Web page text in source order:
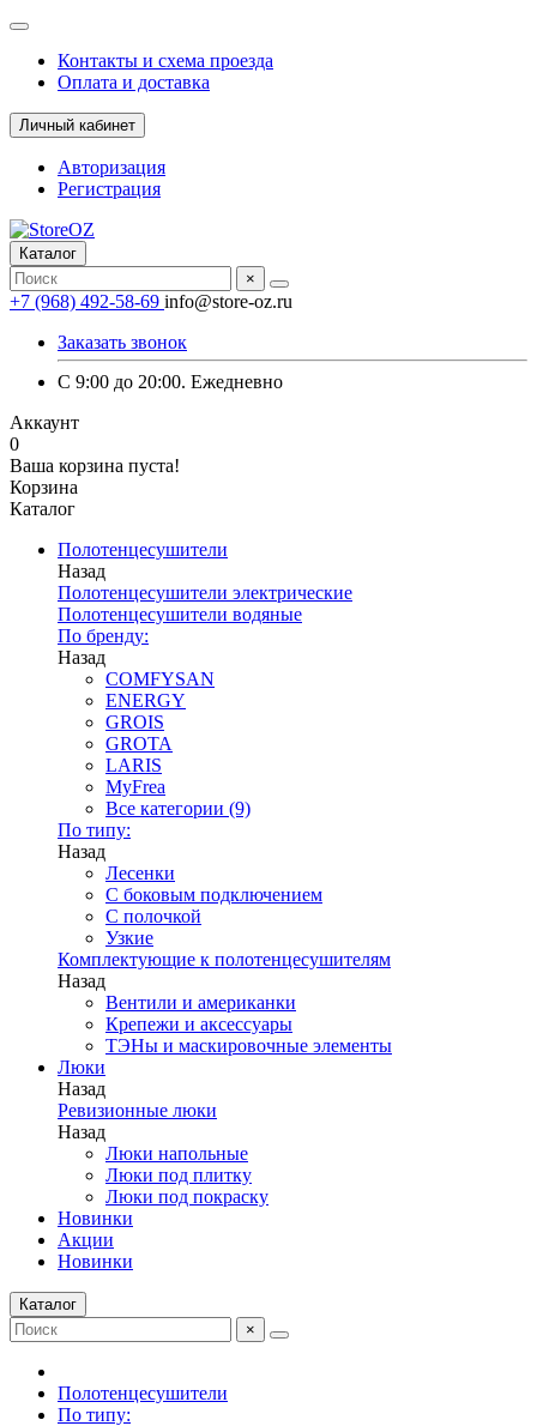
Контакты и схема проезда
Оплата и доставка
Личный кабинет
Авторизация
Регистрация
Каталог
×
+7 (968) 492-58-69 info@store-oz.ru
Заказать звонок
C 9:00 до 20:00. Ежедневно
Аккаунт
0
Ваша корзина пуста!
Корзина
Каталог
Полотенцесушители
Назад
Полотенцесушители электрические
Полотенцесушители водяные
По бренду:
Назад
COMFYSAN
ENERGY
GROIS
GROTA
LARIS
MyFrea
Все категории (9)
По типу:
Назад
Лесенки
С боковым подключением
С полочкой
Узкие
Комплектующие к полотенцесушителям
Назад
Вентили и американки
Крепежи и аксессуары
ТЭНы и маскировочные элементы
Люки
Назад
Ревизионные люки
Назад
Люки напольные
Люки под плитку
Люки под покраску
Новинки
Акции
Новинки
Каталог
×
Полотенцесушители
По типу: